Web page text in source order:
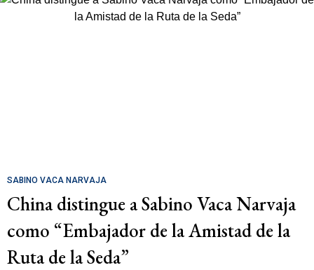
SABINO VACA NARVAJA
China distingue a Sabino Vaca Narvaja
como “Embajador de la Amistad de la
Ruta de la Seda”